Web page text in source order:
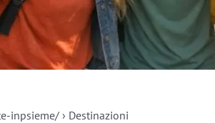
inpsieme/ › Destinazioni